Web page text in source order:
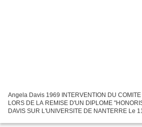
Angela Davis 1969 INTERVENTION DU
LORS DE LA REMISE D'UN DIPLOME
DAVIS SUR L'UNIVERSITE DE NANTERRE Le